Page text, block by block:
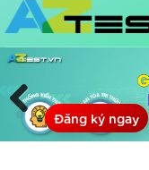
Đăng ký ngay
Previous